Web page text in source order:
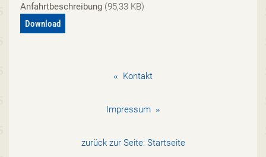
Anfahrtbeschreibung (95,33 KB)
Download
« Kontakt
Impressum»
zurück zur Seite: Startseite